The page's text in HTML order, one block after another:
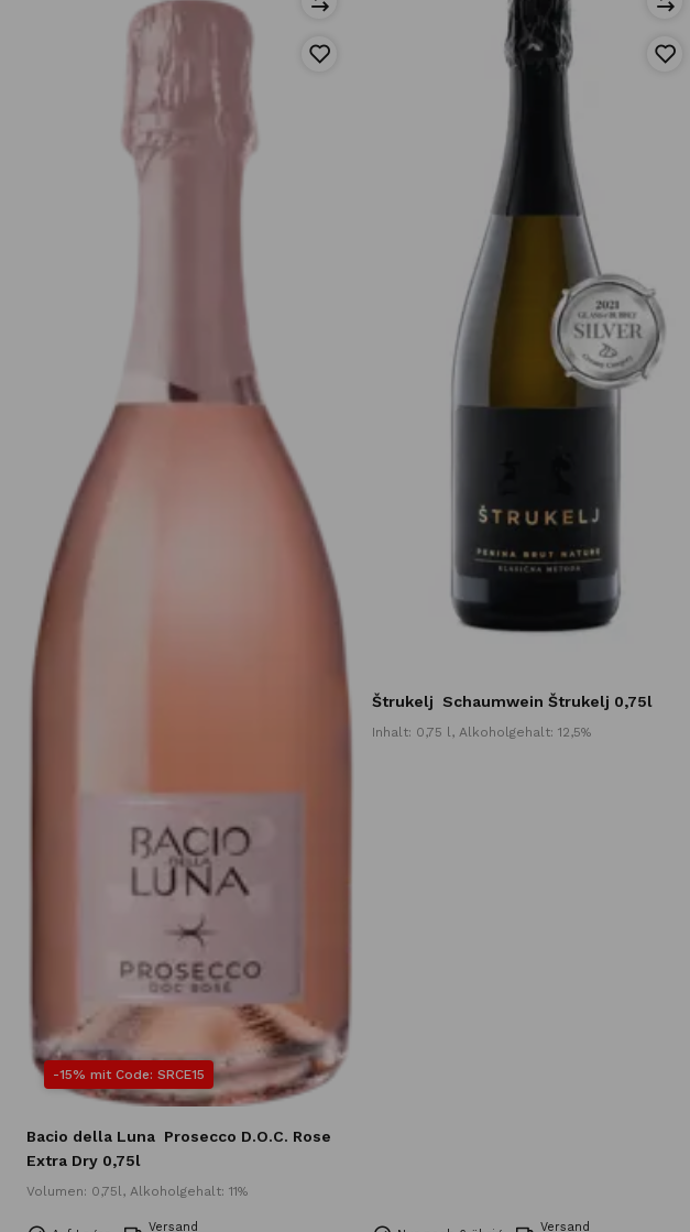
-15% mit Code: SRCE15
Bacio della Luna Prosecco D.O.C. Rose
Extra Dry 0,75l
Volumen: 0,75l, Alkoholgehalt: 11%
Versand
Štrukelj Schaumwein Štrukelj 0,75l
Inhalt: 0,75 l, Alkoholgehalt: 12,5%
Versand